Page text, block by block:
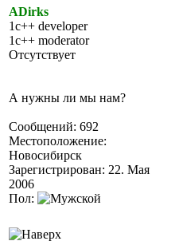
ADirks
1c++ developer
1c++ moderator
Отсутствует
А нужны ли мы нам?
Сообщений: 692
Местоположение:
Новосибирск
Зарегистрирован: 22. Мая
2006
Пол: